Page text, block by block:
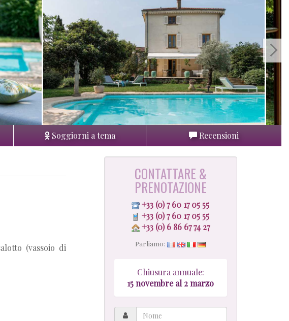
Soggiorni a tema Recensioni
(vassoio di
CONTATTARE &
PRENOTAZIONE
+33 (0) 7 60 17 05 55
+33 (0) 7 60 17 05 55
+33 (0) 6 86 67 74 27
Parliamo:
Chiusura annuale:
15 novembre al 2 marzo
Nome